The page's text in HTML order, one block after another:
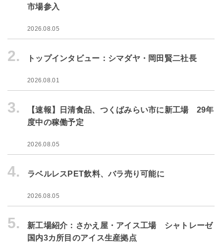
市場参入
2026.08.05
2. トップインタビュー：シマダヤ・岡田賢二社長
2026.08.01
3.
【速報】日清食品、つくばみらい市に新工場 29年
度中の稼働予定
2026.08.05
4. ラベルレスPET飲料、バラ売り可能に
2026.08.05
5.
新工場紹介：さかえ屋・アイス工場 シャトレーゼ
国内3カ所目のアイス生産拠点